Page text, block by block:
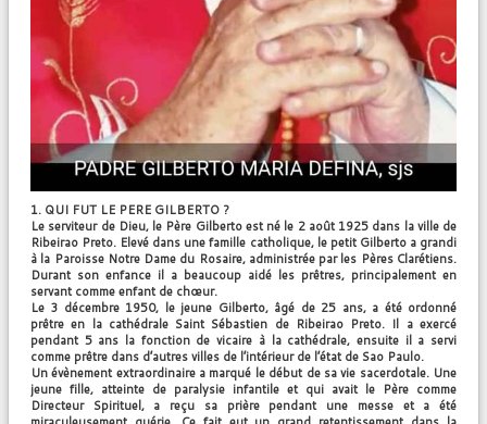
1. QUI FUT LE PERE GILBERTO ?
Le serviteur de Dieu, le Père Gilberto est né le 2 août 1925 dans la ville de
Ribeirao Preto. Elevé dans une famille catholique, le petit Gilberto a grandi
à la Paroisse Notre Dame du Rosaire, administrée par les Pères Clarétiens.
Durant son enfance il a beaucoup aidé les prêtres, principalement en
servant comme enfant de chœur.
Le 3 décembre 1950, le jeune Gilberto, âgé de 25 ans, a été ordonné
prêtre en la cathédrale Saint Sébastien de Ribeirao Preto. Il a exercé
pendant 5 ans la fonction de vicaire à la cathédrale, ensuite il a servi
comme prêtre dans d’autres villes de l’intérieur de l’état de Sao Paulo.
Un évènement extraordinaire a marqué le début de sa vie sacerdotale. Une
jeune fille, atteinte de paralysie infantile et qui avait le Père comme
Directeur Spirituel, a reçu sa prière pendant une messe et a été